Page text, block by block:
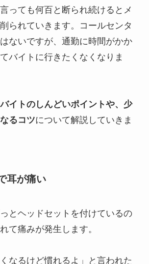
っても何百と断られ続けるとメ
られていきます。コールセンタ
ないですが、通勤に時間がかか
バイトに行きたくなくなりま
イトのしんどいポイントや、少
るコツについて解説していきま
耳が痛い
とヘッドセットを付けているの
て痛みが発生します。
くなるけど慣れるよ」と言われた